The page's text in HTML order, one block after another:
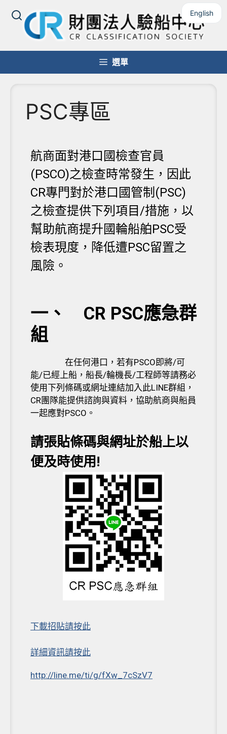
English
選單
PSC專區
航商面對港口國檢查官員
(PSCO)之檢查時常發生，因此
CR專門對於港口國管制(PSC)
之檢查提供下列項目/措施，以
幫助航商提升國輪船舶PSC受
檢表現度，降低遭PSC留置之
風險。
一、 CR PSC應急群
組
在任何港口，若有PSCO即將/可
能/已經上船，船長/輪機長/工程師等請務必
使用下列條碼或網址連結加入此LINE群組，
CR團隊能提供諮詢與資料，協助航商與船員
一起應對PSCO。
請張貼條碼與網址於船上以
便及時使用!
下載招貼請按此
詳細資訊請按此
http://line.me/ti/g/fXw_7cSzV7